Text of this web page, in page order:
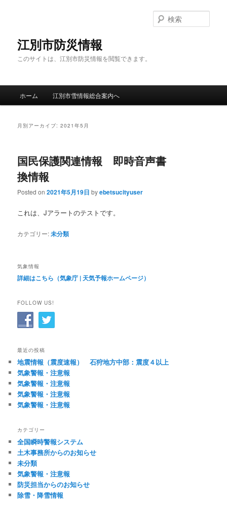
江別市防災情報
このサイトは、江別市防災情報を閲覧できます。
索
メインコンテンツへ移動
サブコンテンツへ移動
ホーム 江別市雪情報総合案内へ
月別アーカイブ:2021年5月
国民保護関連情報 即時音声書
換情報
Posted on2021年5月19日 byebetsucityuser
これは、Jアラートのテストです。
カテゴリー:未分類
気象情報
詳細はこちら（気象庁 | 天気予報ホームページ）
FOLLOW US!
最近の投稿
地震情報（震度速報） 石狩地方中部：震度４以上
気象警報・注意報
気象警報・注意報
気象警報・注意報
気象警報・注意報
カテゴリー
全国瞬時警報システム
土木事務所からのお知らせ
未分類
気象警報・注意報
防災担当からのお知らせ
除雪・降雪情報